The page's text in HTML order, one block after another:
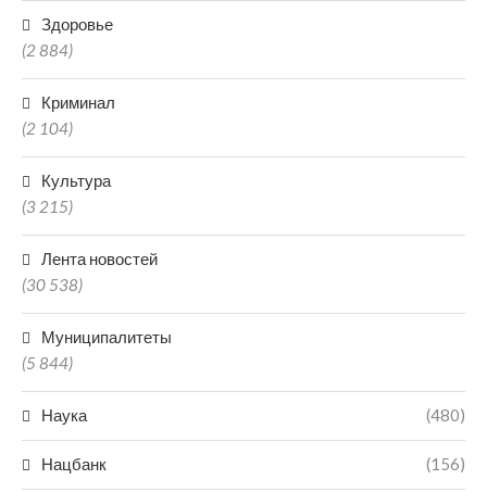
Здоровье
(2 884)
Криминал
(2 104)
Культура
(3 215)
Лента новостей
(30 538)
Муниципалитеты
(5 844)
Наука (480)
Нацбанк (156)